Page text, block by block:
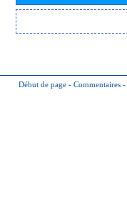
Début de page - Commentaires -